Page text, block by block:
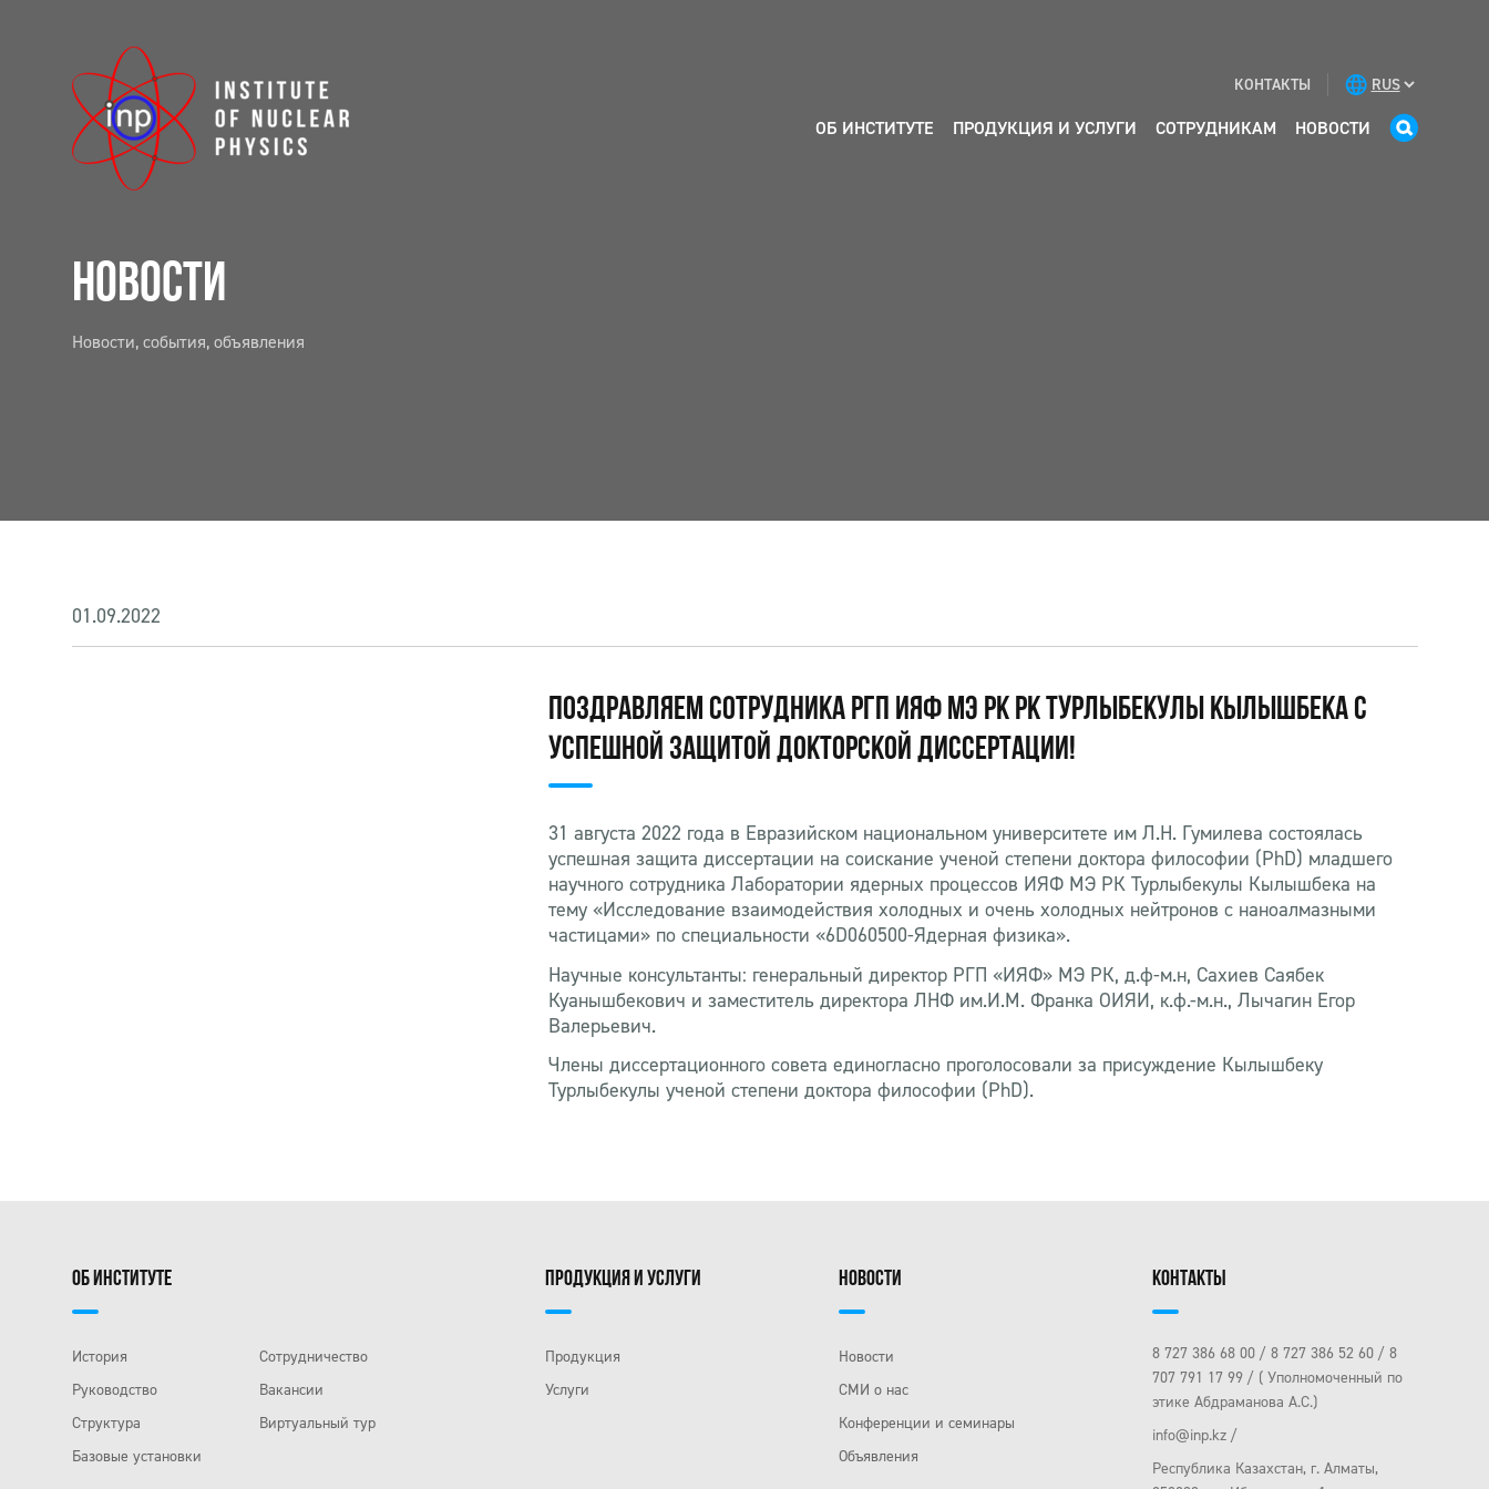
КОНТАКТЫ
ОБ ИНСТИТУТЕ ПРОДУКЦИЯ И УСЛУГИ СОТРУДНИКАМ НОВОСТИ
НОВОСТИ
Новости, события, объявления
01.09.2022
ПОЗДРАВЛЯЕМ СОТРУДНИКА РГП ИЯФ МЭ РК РК ТУРЛЫБЕКУЛЫ КЫЛЫШБЕКА С
УСПЕШНОЙ ЗАЩИТОЙ ДОКТОРСКОЙ ДИССЕРТАЦИИ!
31 августа 2022 года в Евразийском национальном университете им Л.Н. Гумилева состоялась
успешная защита диссертации на соискание ученой степени доктора философии (PhD) младшего
научного сотрудника Лаборатории ядерных процессов ИЯФ МЭ РК Турлыбекулы Кылышбека на
тему «Исследование взаимодействия холодных и очень холодных нейтронов с наноалмазными
частицами» по специальности «6D060500-Ядерная физика».
Научные консультанты: генеральный директор РГП «ИЯФ» МЭ РК, д.ф-м.н, Сахиев Саябек
Куанышбекович и заместитель директора ЛНФ им.И.М. Франка ОИЯИ, к.ф.-м.н., Лычагин Егор
Валерьевич.
Члены диссертационного совета единогласно проголосовали за присуждение Кылышбеку
Турлыбекулы ученой степени доктора философии (PhD).
ОБ ИНСТИТУТЕ
История
Руководство
Структура
Базовые установки
Сотрудничество
Вакансии
Виртуальный тур
ПРОДУКЦИЯ И УСЛУГИ
Продукция
Услуги
НОВОСТИ
Новости
СМИ о нас
Конференции и семинары
Объявления
КОНТАКТЫ
8 727 386 68 00 8 727 386 52 60
8
707 791 17 99
( Уполномоченный по
этике Абдраманова А.С.)
info@inp.kz
Республика Казахстан, г. Алматы,